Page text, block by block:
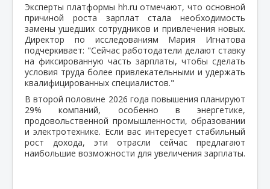
Эксперты платформы hh.ru отмечают, что основной
причиной роста зарплат стала необходимость
замены ушедших сотрудников и привлечения новых.
Директор по исследованиям Мария Игнатова
подчеркивает: "Сейчас работодатели делают ставку
на фиксированную часть зарплаты, чтобы сделать
условия труда более привлекательными и удержать
квалифицированных специалистов."
В второй половине 2026 года повышения планируют
29% компаний, особенно в энергетике,
продовольственной промышленности, образовании
и электротехнике. Если вас интересует стабильный
рост дохода, эти отрасли сейчас предлагают
наибольшие возможности для увеличения зарплаты.